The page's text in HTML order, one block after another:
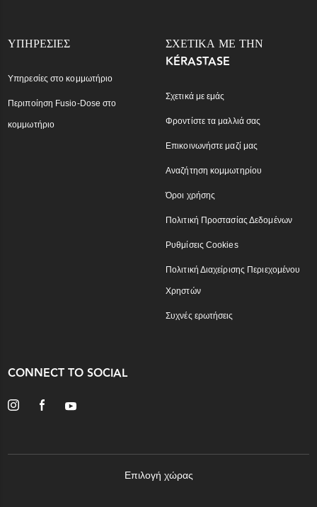
ΥΠΗΡΕΣΊΕΣ
Υπηρεσίες στο κομμωτήριο
Περιποίηση Fusio-Dose στο
κομμωτήριο
ΣΧΕΤΙΚΆ ΜΕ ΤΗΝ
KÉRASTASE
Σχετικά με εμάς
Φροντίστε τα μαλλιά σας
Επικοινωνήστε μαζί μας
Αναζήτηση κομμωτηρίου
Όροι χρήσης
Πολιτική Προστασίας Δεδομένων
Ρυθμίσεις Cookies
Πολιτική Διαχείρισης Περιεχομένου
Χρηστών
Συχνές ερωτήσεις
CONNECT TO SOCIAL
Επιλογή χώρας